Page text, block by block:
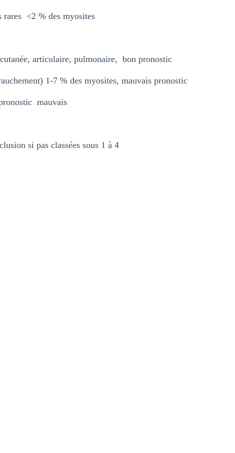
<2 % des myosites
articulaire, pulmonaire, bon pronostic
1-7 % des myosites, mauvais pronostic
mauvais
si pas classées sous 1 à 4